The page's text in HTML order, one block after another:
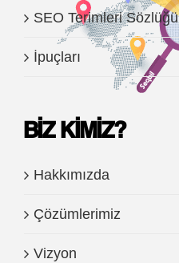
SEO Terimleri Sözlüğü
İpuçları
BIZ KIMIZ?
Hakkımızda
Çözümlerimiz
Vizyon